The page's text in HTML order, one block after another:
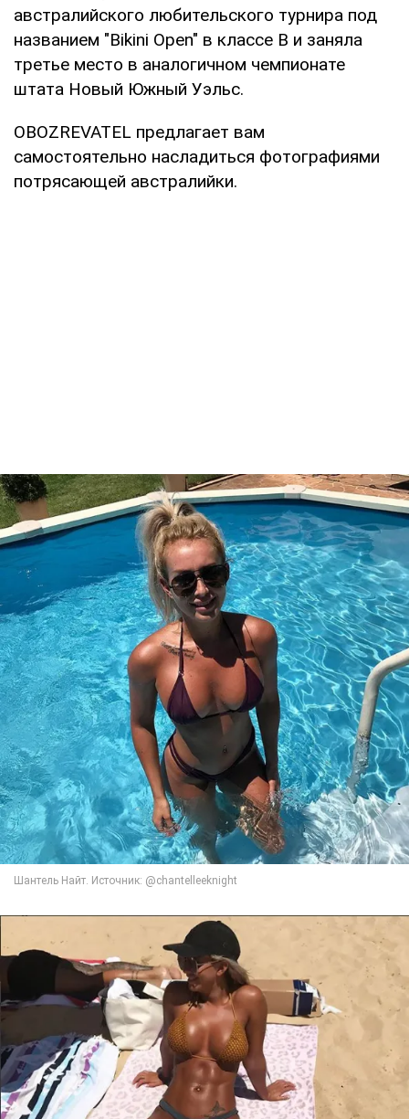
австралийского любительского турнира под
названием "Bikini Open" в классе B и заняла
третье место в аналогичном чемпионате
штата Новый Южный Уэльс.
OBOZREVATEL предлагает вам
самостоятельно насладиться фотографиями
потрясающей австралийки.